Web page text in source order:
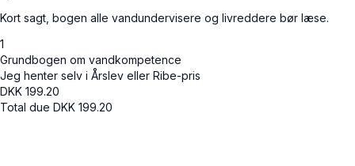
Kort sagt, bogen alle vandundervisere og livreddere bør læse.
1
Grundbogen om vandkompetence
Jeg henter selv i Årslev eller Ribe-pris
DKK 199.20
Total due DKK 199.20